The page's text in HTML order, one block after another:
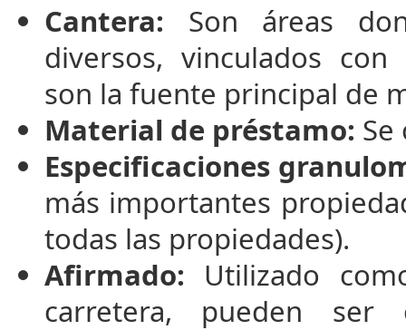
Cantera: Son áreas
diversos, vinculados
son la fuente principal de
Material de préstamo:
Especificaciones
más importantes
todas las propiedades).
Afirmado: Utilizado
carretera, pueden